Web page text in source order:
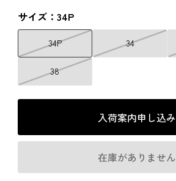
サイズ：34P
34P 34
38
入荷案内申し込み
在庫がありません